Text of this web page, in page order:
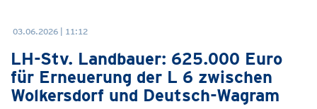
03.06.2026 | 11:12
LH-Stv. Landbauer: 625.000 Euro
für Erneuerung der L 6 zwischen
Wolkersdorf und Deutsch-Wagram